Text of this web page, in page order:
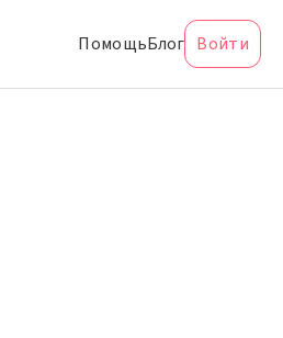
ПомощьБлог Войти